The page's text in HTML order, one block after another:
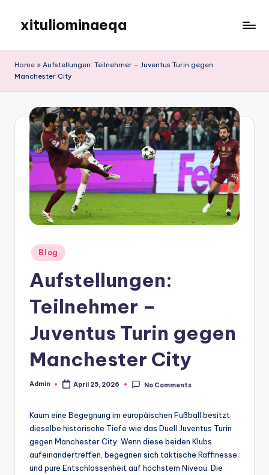
content
xituliominaeqa
Home » Aufstellungen: Teilnehmer – Juventus Turin gegen
Manchester City
Posted
in
Blog
Aufstellungen:
Teilnehmer –
Juventus Turin gegen
Manchester City
Posted
Admin April 25, 2026 No Comments
Kaum eine Begegnung im europäischen Fußball besitzt
dieselbe historische Tiefe wie das Duell Juventus Turin
gegen Manchester City. Wenn diese beiden Klubs
aufeinandertreffen, begegnen sich taktische Raffinesse
und pure Entschlossenheit auf höchstem Niveau. Die